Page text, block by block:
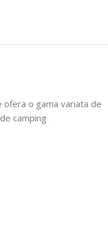
ofera o gama variata de
camping